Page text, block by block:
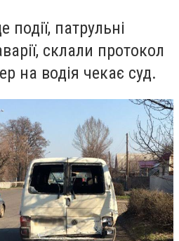
патрульні
склали протокол
на водія чекає суд.